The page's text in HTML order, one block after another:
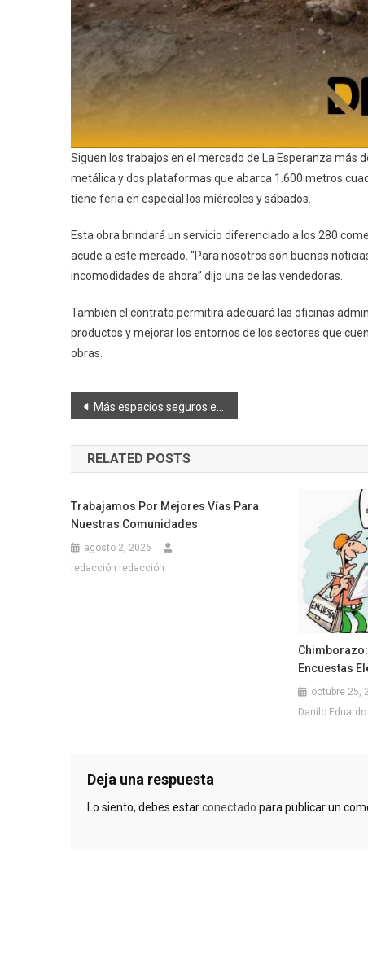
Siguen los trabajos en el mercado de La Esperanza más
metálica y dos plataformas que abarca 1.600 metros
tiene feria en especial los miércoles y sábados.
Esta obra brindará un servicio diferenciado a los 280
acude a este mercado. “Para nosotros son buenas
incomodidades de ahora” dijo una de las vendedoras.
También el contrato permitirá adecuará las oficinas
productos y mejorar los entornos de los sectores que
obras.
Navegación
de
entradas
Más espacios seguros en los mercados de Riobamba
RELATED POSTS
Trabajamos Por Mejores Vías Para
Nuestras Comunidades
agosto 2, 2026
redacción redacción
Chimborazo:
Encuestas
octubre 25,
Danilo
Deja una respuesta
Lo siento, debes estarconectado para publicar un